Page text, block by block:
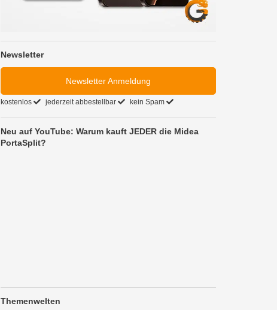
Newsletter
Newsletter Anmeldung
kostenlos jederzeit abbestellbar kein Spam
Neu auf YouTube: Warum kauft JEDER die Midea
PortaSplit?
Themenwelten